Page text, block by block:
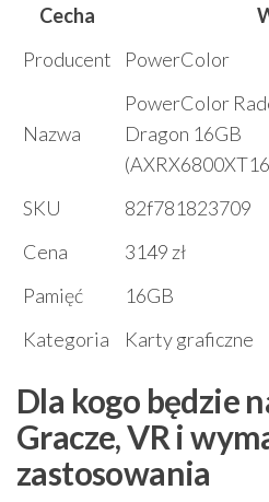
Cecha
Producent
PowerColor
Nazwa
PowerColor
Dragon 16GB
SKU
82f781823709
Cena
3149 zł
Pamięć
16GB
Kategoria
Karty graficzne
Dla kogo będzie
Gracze, VR i
zastosowania